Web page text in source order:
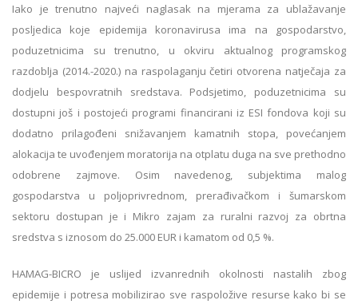
Iako je trenutno najveći naglasak na mjerama za ublažavanje
posljedica koje epidemija koronavirusa ima na gospodarstvo,
poduzetnicima su trenutno, u okviru aktualnog programskog
razdoblja (2014.-2020.) na raspolaganju četiri otvorena natječaja za
dodjelu bespovratnih sredstava. Podsjetimo, poduzetnicima su
dostupni još i postojeći programi financirani iz ESI fondova koji su
dodatno prilagođeni snižavanjem kamatnih stopa, povećanjem
alokacija te uvođenjem moratorija na otplatu duga na sve prethodno
odobrene zajmove. Osim navedenog, subjektima malog
gospodarstva u poljoprivrednom, prerađivačkom i šumarskom
sektoru dostupan je i Mikro zajam za ruralni razvoj za obrtna
sredstva s iznosom do 25.000 EUR i kamatom od 0,5 %.
HAMAG-BICRO je uslijed izvanrednih okolnosti nastalih zbog
epidemije i potresa mobilizirao sve raspoložive resurse kako bi se